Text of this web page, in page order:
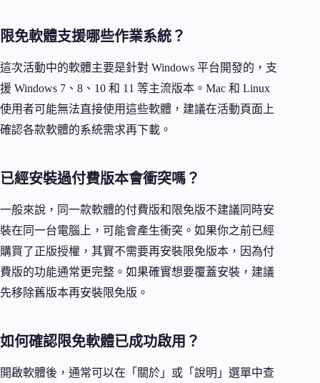
限免軟體支援哪些作業系統？
這次活動中的軟體主要是針對 Windows 平台開發的，支
援 Windows 7、8、10 和 11 等主流版本。Mac 和 Linux
使用者可能無法直接使用這些軟體，建議在活動頁面上
確認各款軟體的系統需求再下載。
已經安裝過付費版本會衝突嗎？
一般來說，同一款軟體的付費版和限免版不建議同時安
裝在同一台電腦上，可能會產生衝突。如果你之前已經
購買了正版授權，其實不需要再安裝限免版本，因為付
費版的功能通常更完整。如果確實想要覆蓋安裝，建議
先移除舊版本再安裝限免版。
如何確認限免軟體已成功啟用？
開啟軟體後，通常可以在「關於」或「說明」選單中查